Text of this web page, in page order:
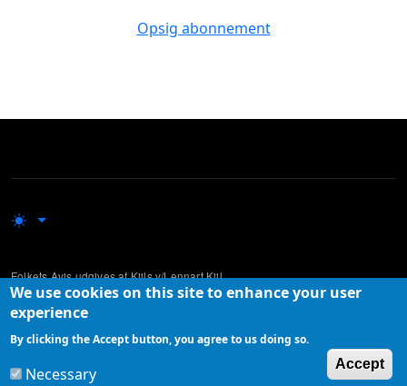
Opsig abonnement
Folkets Avis udgives af Kiils v/Lennart Kiil
Udgivelsen supplerer mere traditionelle og etablerede medier ved at lade
ikke-professionelle skribenter komme til orde i den offentlige debat.
We use cookies on this site to enhance your user
experience
By clicking the Accept button, you agree to us doing so.
Necessary
Accept